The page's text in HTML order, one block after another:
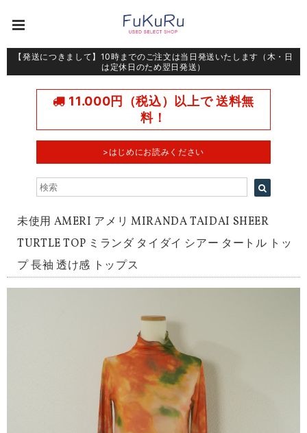
【発送につきまして】10時までのご注文は当日発送いたします（木・日
は定休日のため翌日発送）
11.000円（税込）以上で 送料無
料！
>はじめにお読みください
未使用 AMERI アメリ MIRANDA TAIDAI SHEER
TURTLE TOP ミランダ タイダイ シアー タートル トッ
プ 長袖 透け感 トップス